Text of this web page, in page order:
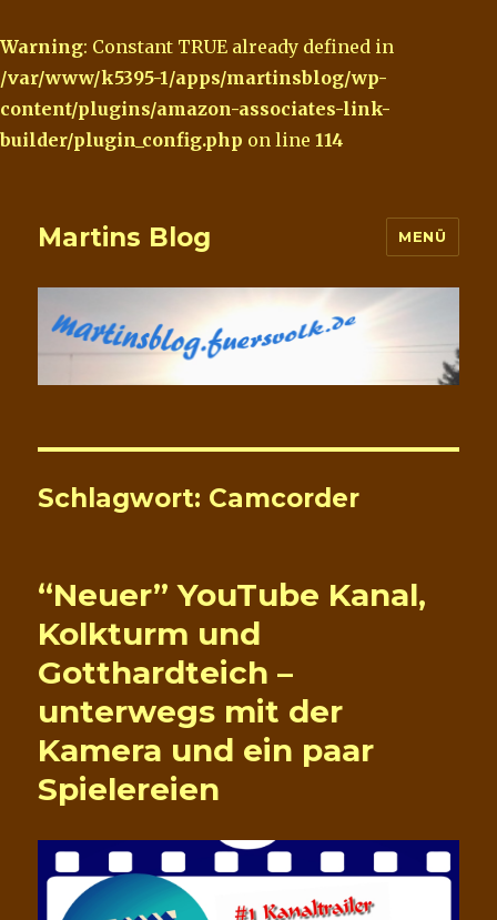
Warning: Constant TRUE already defined in
/var/www/k5395-1/apps/martinsblog/wp-
content/plugins/amazon-associates-link-
builder/plugin_config.php on line 114
Martins Blog MENÜ
Schlagwort: Camcorder
“Neuer” YouTube Kanal,
Kolkturm und
Gotthardteich –
unterwegs mit der
Kamera und ein paar
Spielereien